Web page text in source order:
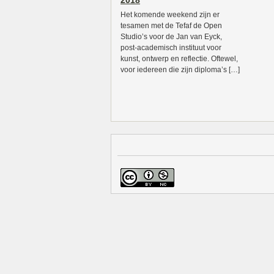
Het komende weekend zijn er
tesamen met de Tefaf de Open
Studio’s voor de Jan van Eyck,
post-academisch instituut voor
kunst, ontwerp en reflectie. Oftewel,
voor iedereen die zijn diploma’s […]